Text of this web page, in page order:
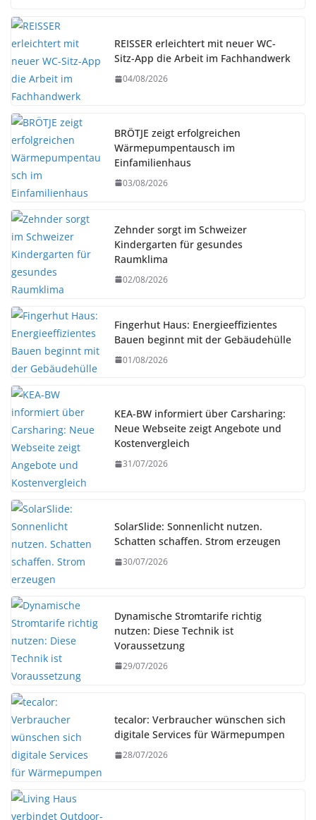
REISSER erleichtert mit neuer WC-
Sitz-App die Arbeit im Fachhandwerk
04/08/2026
BRÖTJE zeigt erfolgreichen
Wärmepumpentausch im
Einfamilienhaus
03/08/2026
Zehnder sorgt im Schweizer
Kindergarten für gesundes
Raumklima
02/08/2026
Fingerhut Haus: Energieeffizientes
Bauen beginnt mit der Gebäudehülle
01/08/2026
KEA-BW informiert über Carsharing:
Neue Webseite zeigt Angebote und
Kostenvergleich
31/07/2026
SolarSlide: Sonnenlicht nutzen.
Schatten schaffen. Strom erzeugen
30/07/2026
Dynamische Stromtarife richtig
nutzen: Diese Technik ist
Voraussetzung
29/07/2026
tecalor: Verbraucher wünschen sich
digitale Services für Wärmepumpen
28/07/2026